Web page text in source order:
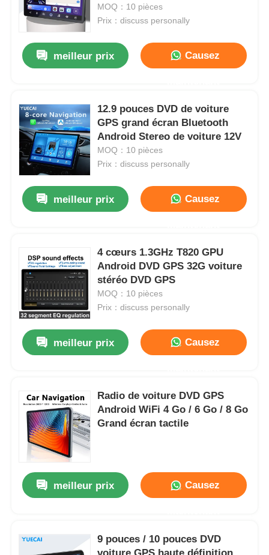
Aperçu
A propos de nous
Visite d'usine
Contrôle de la qualité
Contact
nouvelles
Tous les cas
Unité de tête d'Android de voiture
et grand écran
MOQ：10 pièces
Prix：discuss personally
meilleur prix Causez
12.9 pouces DVD de voiture
GPS grand écran Bluetooth
Android Stereo de voiture 12V
MOQ：10 pièces
Prix：discuss personally
meilleur prix Causez
4 cœurs 1.3GHz T820 GPU
Android DVD GPS 32G voiture
stéréo DVD GPS
MOQ：10 pièces
Prix：discuss personally
meilleur prix Causez
Radio de voiture DVD GPS
Android WiFi 4 Go / 6 Go / 8 Go
Grand écran tactile
meilleur prix Causez
9 pouces / 10 pouces DVD
voiture GPS haute définition